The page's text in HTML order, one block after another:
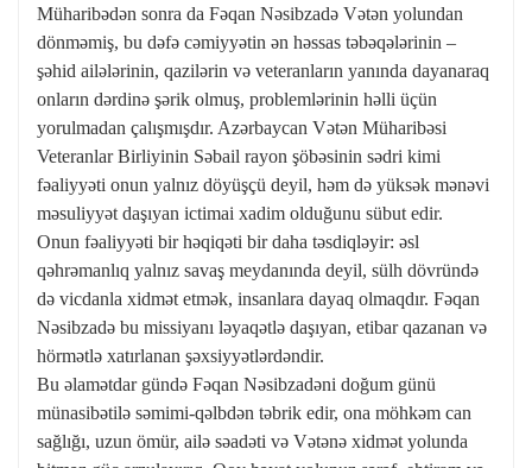
Müharibədən sonra da Fəqan Nəsibzadə Vətən yolundan
dönməmiş, bu dəfə cəmiyyətin ən həssas təbəqələrinin –
şəhid ailələrinin, qazilərin və veteranların yanında dayanaraq
onların dərdinə şərik olmuş, problemlərinin həlli üçün
yorulmadan çalışmışdır. Azərbaycan Vətən Müharibəsi
Veteranlar Birliyinin Səbail rayon şöbəsinin sədri kimi
fəaliyyəti onun yalnız döyüşçü deyil, həm də yüksək mənəvi
məsuliyyət daşıyan ictimai xadim olduğunu sübut edir.
Onun fəaliyyəti bir həqiqəti bir daha təsdiqləyir: əsl
qəhrəmanlıq yalnız savaş meydanında deyil, sülh dövründə
də vicdanla xidmət etmək, insanlara dayaq olmaqdır. Fəqan
Nəsibzadə bu missiyanı ləyaqətlə daşıyan, etibar qazanan və
hörmətlə xatırlanan şəxsiyyətlərdəndir.
Bu əlamətdar gündə Fəqan Nəsibzadəni doğum günü
münasibətilə səmimi-qəlbdən təbrik edir, ona möhkəm can
sağlığı, uzun ömür, ailə səadəti və Vətənə xidmət yolunda